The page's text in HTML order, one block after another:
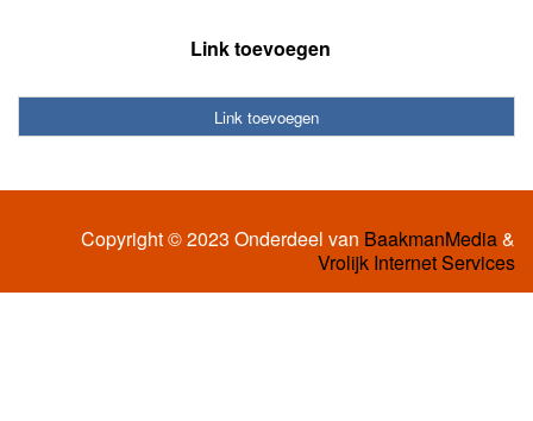
Link toevoegen
Link toevoegen
Copyright © 2023 Onderdeel van BaakmanMedia&
Vrolijk Internet Services